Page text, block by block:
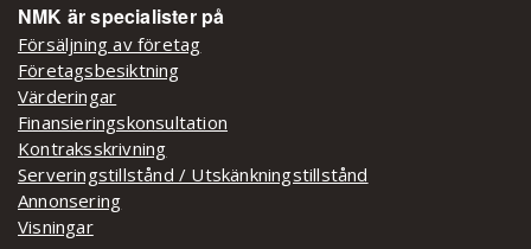
NMK är specialister på
Försäljning av företag
Företagsbesiktning
Värderingar
Finansieringskonsultation
Kontraksskrivning
Serveringstillstånd / Utskänkningstillstånd
Annonsering
Visningar